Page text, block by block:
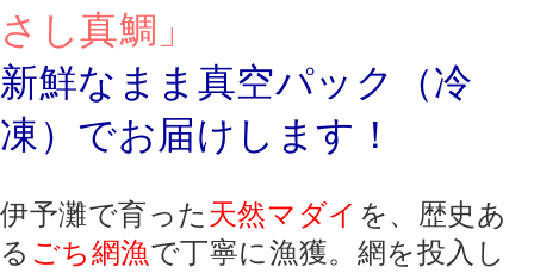
さし真鯛」
新鮮なまま真空パック（冷
凍）でお届けします！
伊予灘で育った 天然マダイ を、歴史あ
る ごち網漁で丁寧に漁獲。 網を投入し